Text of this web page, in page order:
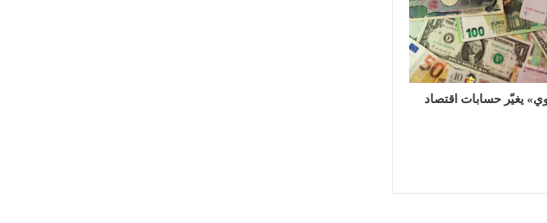
يغيّر حسابات اقتصاد